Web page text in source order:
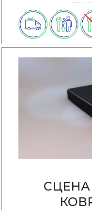
СЦЕНА